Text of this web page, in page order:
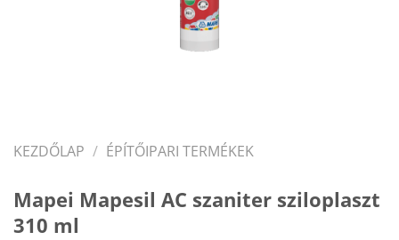
KEZDŐLAP / ÉPÍTŐIPARI TERMÉKEK
Mapei Mapesil AC szaniter sziloplaszt
310 ml